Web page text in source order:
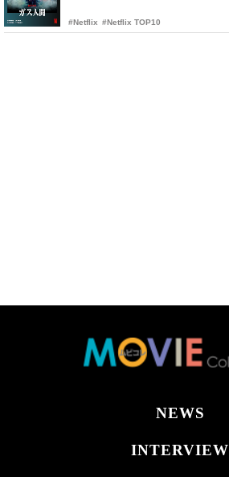
#Netflix #Netflix TOP10
NEWS
INTERVIEW